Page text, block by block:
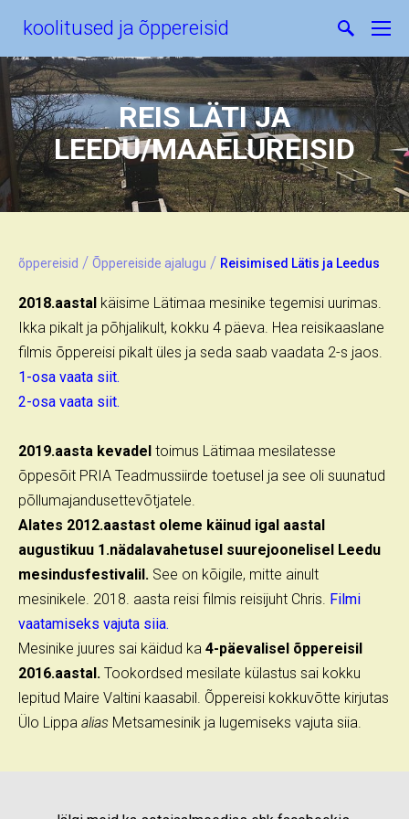
koolitused ja õppereisid
REIS LÄTI JA
LEEDU/MAAELUREISID
õppereisid / Õppereiside ajalugu / Reisimised Lätis ja Leedus
2018.aastal käisime Lätimaa mesinike tegemisi uurimas.
Ikka pikalt ja põhjalikult, kokku 4 päeva. Hea reisikaaslane
filmis õppereisi pikalt üles ja seda saab vaadata 2-s jaos.
1-osa vaata siit.
2-osa vaata siit.
2019.aasta kevadel toimus Lätimaa mesilatesse
õppesõit PRIA Teadmussiirde toetusel ja see oli suunatud
põllumajandusettevõtjatele.
Alates 2012.aastast oleme käinud igal aastal
augustikuu 1.nädalavahetusel suurejoonelisel Leedu
mesindusfestivalil. See on kõigile, mitte ainult
mesinikele. 2018. aasta reisi filmis reisijuht Chris. Filmi
vaatamiseks vajuta siia.
Mesinike juures sai käidud ka 4-päevalisel õppereisil
2016.aastal. Tookordsed mesilate külastus sai kokku
lepitud Maire Valtini kaasabil. Õppereisi kokkuvõtte kirjutas
Ülo Lippa alias Metsamesinik ja lugemiseks vajuta siia.